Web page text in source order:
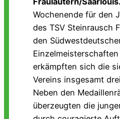
Wochenende für den
des TSV Steinrausch
den
erkämpften sich die
Vereins insgesamt
Neben den
überzeugten die